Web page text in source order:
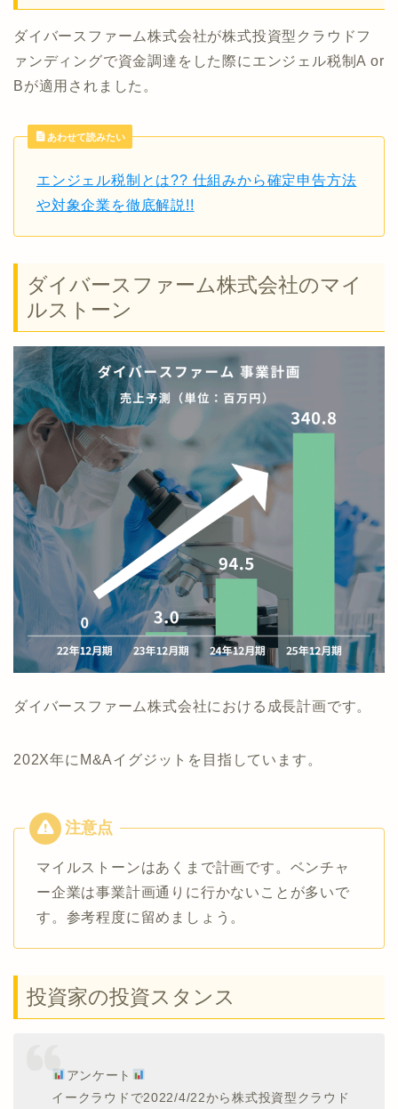
ダイバースファーム株式会社が株式投資型クラウドフ
ァンディングで資金調達をした際にエンジェル税制A or
Bが適用されました。
あわせて読みたい
エンジェル税制とは?? 仕組みから確定申告方法
や対象企業を徹底解説!!
ダイバースファーム株式会社のマイ
ルストーン
ダイバースファーム株式会社における成長計画です。
202X年にM&Aイグジットを目指しています。
マイルストーンはあくまで計画です。ベンチャ
ー企業は事業計画通りに行かないことが多いで
す。参考程度に留めましょう。
投資家の投資スタンス
アンケート
イークラウドで2022/4/22から株式投資型クラウド